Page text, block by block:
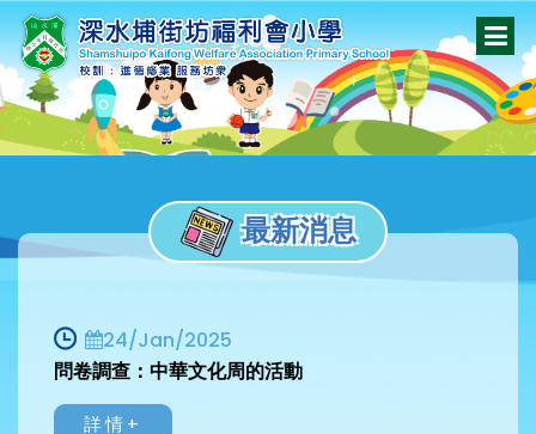
最新消息
24/Jan/2025
問卷調查：中華文化周的活動
詳情+